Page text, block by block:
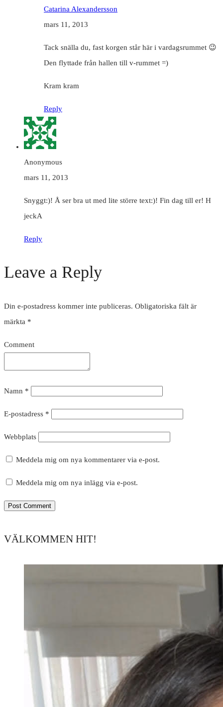
Catarina Alexandersson
mars 11, 2013
Tack snälla du, fast korgen står här i vardagsrummet 😉
Den flyttade från hallen till v-rummet =)
Kram kram
Reply
Anonymous
mars 11, 2013
Snyggt:)! Å ser bra ut med lite större text:)! Fin dag till er! H
jeckA
Reply
Leave a Reply
Din e-postadress kommer inte publiceras. Obligatoriska fält är
märkta *
Comment
Namn *
E-postadress *
Webbplats
Meddela mig om nya kommentarer via e-post.
Meddela mig om nya inlägg via e-post.
VÄLKOMMEN HIT!